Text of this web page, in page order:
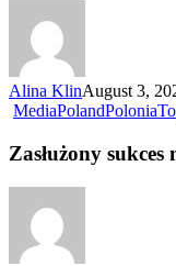
Alina KlinAugust 3,
MediaPolandPolonia
Zasłużony